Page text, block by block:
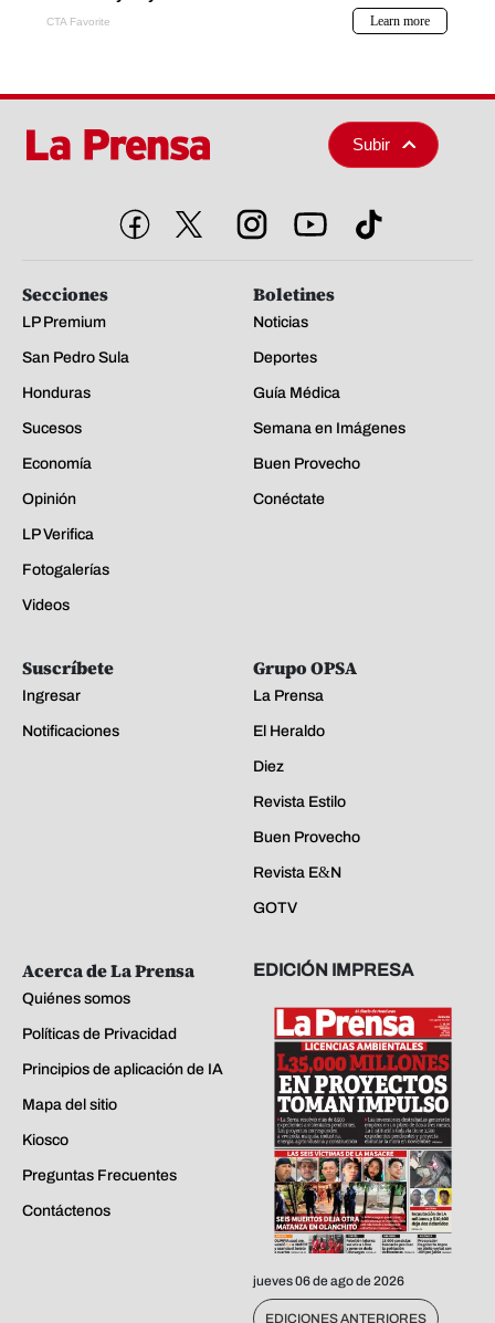
Subir
Secciones
LP Premium
San Pedro Sula
Honduras
Sucesos
Economía
Opinión
LP Verifica
Fotogalerías
Videos
Boletines
Noticias
Deportes
Guía Médica
Semana en Imágenes
Buen Provecho
Conéctate
Suscríbete
Ingresar
Notificaciones
Grupo OPSA
La Prensa
El Heraldo
Diez
Revista Estilo
Buen Provecho
Revista E&N
GOTV
Acerca de La Prensa
Quiénes somos
Políticas de Privacidad
Principios de aplicación de IA
Mapa del sitio
Kiosco
Preguntas Frecuentes
Contáctenos
EDICIÓN IMPRESA
jueves 06 de ago de 2026
EDICIONES ANTERIORES